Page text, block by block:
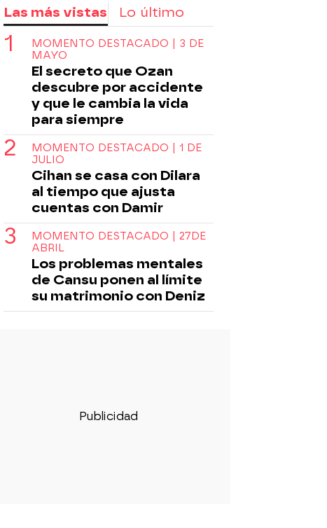
Las más vistas Lo último
MOMENTO DESTACADO | 3 DE
MAYO
El secreto que Ozan
descubre por accidente
y que le cambia la vida
para siempre
MOMENTO DESTACADO | 1 DE
JULIO
Cihan se casa con Dilara
al tiempo que ajusta
cuentas con Damir
MOMENTO DESTACADO | 27DE
ABRIL
Los problemas mentales
de Cansu ponen al límite
su matrimonio con Deniz